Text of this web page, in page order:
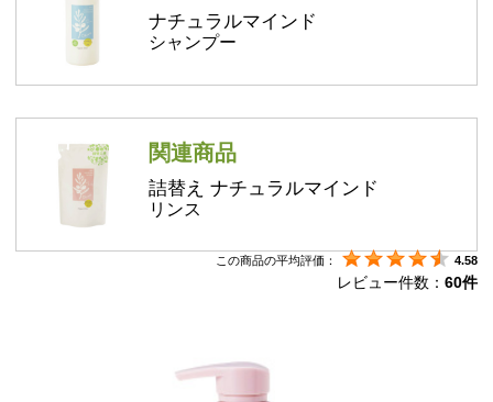
ナチュラルマインド
シャンプー
関連商品
詰替え ナチュラルマインド
リンス
この商品の平均評価： 4.58
レビュー件数： 60件